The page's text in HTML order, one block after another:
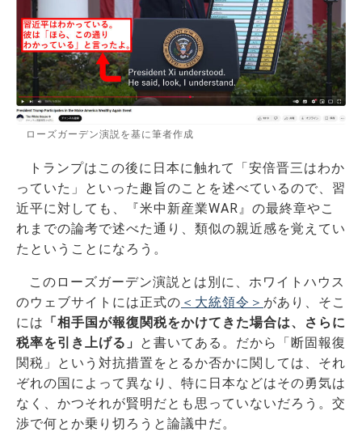
ローズガーデン演説を基に筆者作成
トランプはこの後に日本に触れて「安倍晋三はわか
っていた」といった趣旨のことを述べているので、習
近平に対しても、『米中新産業WAR』の最終章やこ
れまでの論考で述べた通り、類似の親近感を覚えてい
たということになろう。
このローズガーデン演説とは別に、ホワイトハウス
のウェブサイトには正式の ＜大統領令＞ があり、そこ
には 「相手国が報復関税をかけてきた場合は、さらに
税率を引き上げる」
と書いてある。だから「断固報復
関税」という対抗措置をとるか否かに関しては、それ
ぞれの国によって異なり、特に日本などはその勇気は
なく、かつそれが賢明だとも思っていないだろう。交
渉で何とか乗り切ろうと論議中だ。